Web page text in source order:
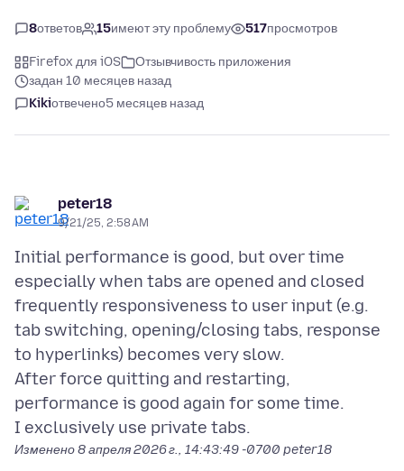
8ответов 15имеют эту проблему 517просмотров
Firefox для iOS
Отзывчивость приложения
задан 10 месяцев назад
Kikiотвечено5 месяцев назад
peter18
9/21/25, 2:58 AM
Initial performance is good, but over time
especially when tabs are opened and closed
frequently responsiveness to user input (e.g.
tab switching, opening/closing tabs, response
to hyperlinks) becomes very slow.
After force quitting and restarting,
performance is good again for some time.
Изменено8 апреля 2026 г., 14:43:49 -0700 peter18